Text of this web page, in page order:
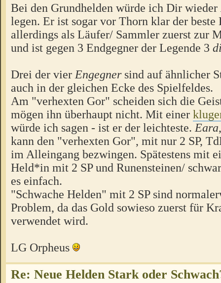
Bei den Grundhelden würde ich Dir wieder
legen. Er ist sogar vor Thorn klar der beste
allerdings als Läufer/ Sammler zuerst zur
und ist gegen 3 Endgegner der Legende 3
Drei der vier Engegnersind auf ähnlicher
auch in der gleichen Ecke des Spielfeldes.
Am "verhexten Gor" scheiden sich die
mögen ihn überhaupt nicht. Mit einer
würde ich sagen - ist er der leichteste. Eara
kann den "verhexten Gor", mit nur 2 SP,
im Alleingang bezwingen. Spätestens mit
Held*in mit 2 SP und Runensteinen/
es einfach.
"Schwache Helden" mit 2 SP sind
Problem, da das Gold sowieso zuerst für
verwendet wird.
LG Orpheus
Re: Neue Helden Stark oder